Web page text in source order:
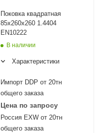
Поковка квадратная
85х260х260 1.4404
EN10222
В наличии
Характеристики
Импорт DDP от 20тн
общего заказа
Цена по запросу
Россия EXW от 20тн
общего заказа